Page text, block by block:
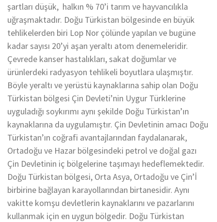
şartları düşük, halkın % 70’i tarım ve hayvancılıkla
uğraşmaktadır. Doğu Türkistan bölgesinde en büyük
tehlikelerden biri Lop Nor çölünde yapılan ve bugüne
kadar sayısı 20’yi aşan yeraltı atom denemeleridir.
Çevrede kanser hastalıkları, sakat doğumlar ve
ürünlerdeki radyasyon tehlikeli boyutlara ulaşmıştır.
Böyle yeraltı ve yerüstü kaynaklarına sahip olan Doğu
Türkistan bölgesi Çin Devleti’nin Uygur Türklerine
uyguladığı soykırımı aynı şekilde Doğu Türkistan’ın
kaynaklarına da uygulamıştır. Çin Devletinin amacı Doğu
Türkistan’ın coğrafi avantajlarından faydalanarak,
Ortadoğu ve Hazar bölgesindeki petrol ve doğal gazı
Çin Devletinin iç bölgelerine taşımayı hedeflemektedir.
Doğu Türkistan bölgesi, Orta Asya, Ortadoğu ve Çin’İ
birbirine bağlayan karayollarından birtanesidir. Aynı
vakitte komşu devletlerin kaynaklarını ve pazarlarını
kullanmak için en uygun bölgedir. Doğu Türkistan